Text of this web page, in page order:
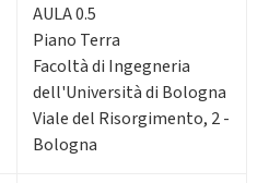
AULA 0.5
Piano Terra
Facoltà di Ingegneria
dell'Università di Bologna
Viale del Risorgimento, 2 -
Bologna